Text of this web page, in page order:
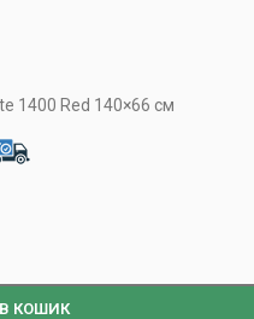
1400 Red 140×66 см
КОШИК